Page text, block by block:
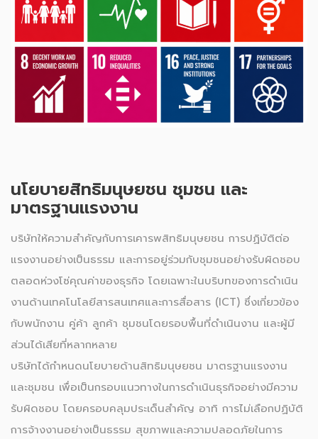
นโยบายสิทธิมนุษยชน ชุมชน และ
มาตรฐานแรงงาน
บริษัทให้ความสำคัญกับการเคารพสิทธิมนุษยชน การปฏิบัติต่อ
แรงงานอย่างเป็นธรรม และการอยู่ร่วมกับชุมชนอย่างรับผิดชอบ
ตลอดห่วงโซ่คุณค่าของธุรกิจ โดยเฉพาะในบริบทของการดำเนิน
งานด้านเทคโนโลยีสารสนเทศและการสื่อสาร (ICT) ซึ่งเกี่ยวข้อง
กับพนักงาน คู่ค้า ลูกค้า ชุมชนโดยรอบพื้นที่ดำเนินงาน และผู้มี
ส่วนได้เสียที่หลากหลาย
บริษัทได้กำหนดนโยบายด้านสิทธิมนุษยชน มาตรฐานแรงงาน
และชุมชน เพื่อเป็นกรอบแนวทางในการดำเนินธุรกิจอย่างมีความ
รับผิดชอบ โดยครอบคลุมประเด็นสำคัญ อาทิ การไม่เลือกปฏิบัติ
การจ้างงานอย่างเป็นธรรม สุขภาพและความปลอดภัยในการ